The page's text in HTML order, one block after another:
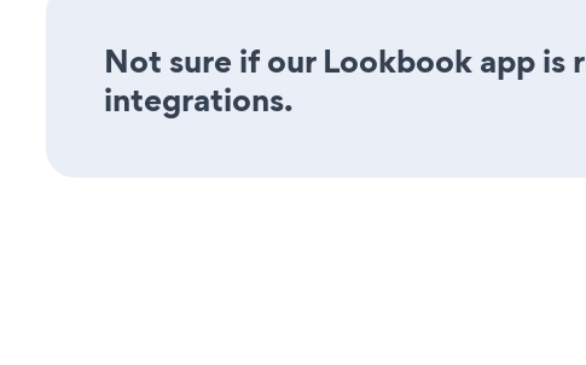
Not sure if our Lookbook app is
integrations.